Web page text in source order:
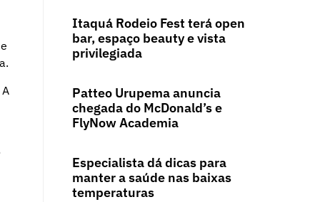
Itaquá Rodeio Fest terá open
bar, espaço beauty e vista
privilegiada
Patteo Urupema anuncia
chegada do McDonald’s e
FlyNow Academia
Especialista dá dicas para
manter a saúde nas baixas
temperaturas